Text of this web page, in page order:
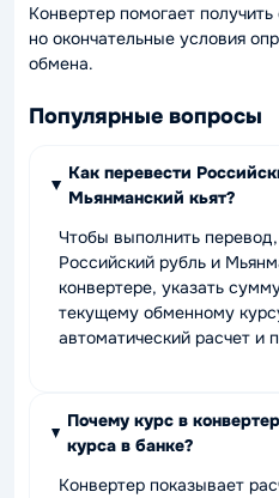
Конвертер помогает
но окончательные условия
обмена.
Популярные вопросы
Как перевести
Мьянманский кьят?
Чтобы выполнить
Российский рубль и
конвертере, указать
текущему обменному
автоматический расчет и
Почему курс в
курса в банке?
Конвертер показывает